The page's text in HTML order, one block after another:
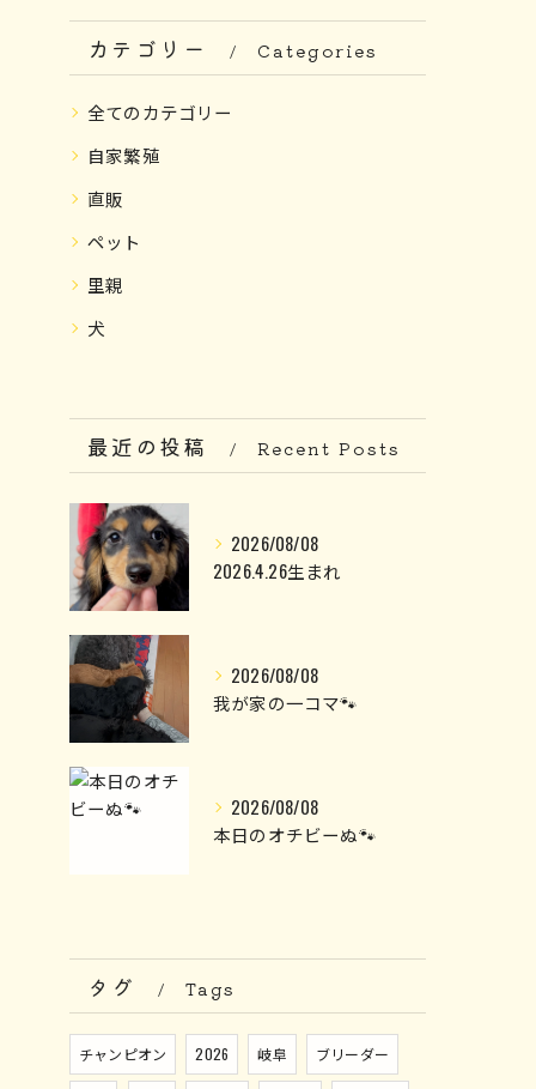
カテゴリー Categories
全てのカテゴリー
自家繁殖
直販
ペット
里親
犬
最近の投稿 Recent Posts
2026/08/08
2026.4.26生まれ
2026/08/08
我が家の一コマ🐾
2026/08/08
本日のオチビーぬ🐾
タグ Tags
チャンピオン 2026 岐阜 ブリーダー